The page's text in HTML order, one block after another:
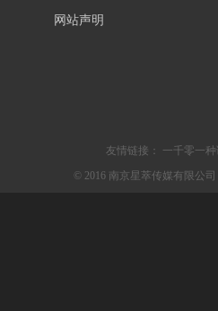
网站声明
友情链接：
一千零一
© 2016 南京星萃传媒有限公司